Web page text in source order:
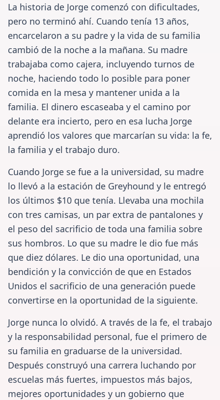
La historia de Jorge comenzó con dificultades,
pero no terminó ahí. Cuando tenía 13 años,
encarcelaron a su padre y la vida de su familia
cambió de la noche a la mañana. Su madre
trabajaba como cajera, incluyendo turnos de
noche, haciendo todo lo posible para poner
comida en la mesa y mantener unida a la
familia. El dinero escaseaba y el camino por
delante era incierto, pero en esa lucha Jorge
aprendió los valores que marcarían su vida: la fe,
la familia y el trabajo duro.
Cuando Jorge se fue a la universidad, su madre
lo llevó a la estación de Greyhound y le entregó
los últimos $10 que tenía. Llevaba una mochila
con tres camisas, un par extra de pantalones y
el peso del sacrificio de toda una familia sobre
sus hombros. Lo que su madre le dio fue más
que diez dólares. Le dio una oportunidad, una
bendición y la convicción de que en Estados
Unidos el sacrificio de una generación puede
convertirse en la oportunidad de la siguiente.
Jorge nunca lo olvidó. A través de la fe, el trabajo
y la responsabilidad personal, fue el primero de
su familia en graduarse de la universidad.
Después construyó una carrera luchando por
escuelas más fuertes, impuestos más bajos,
mejores oportunidades y un gobierno que